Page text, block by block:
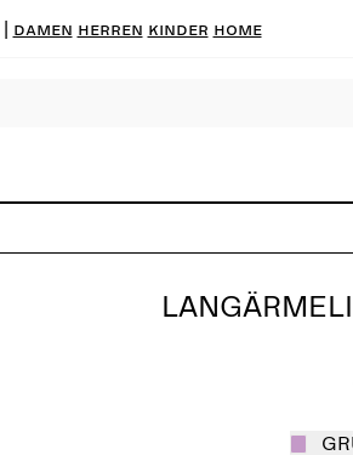
DAMEN HERREN KINDER HOME